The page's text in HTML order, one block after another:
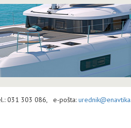
031 303 086, e-pošta: